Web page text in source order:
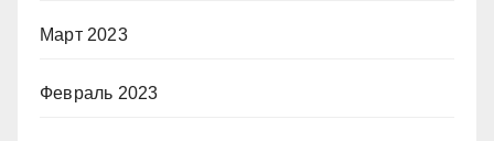
Март 2023
Февраль 2023